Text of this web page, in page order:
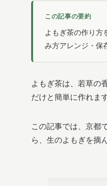
この記事の要約
よもぎ茶の作り方
み方アレンジ・保
よもぎ茶は、若草の
だけと簡単に作れま
この記事では、京都
ら、生のよもぎを摘